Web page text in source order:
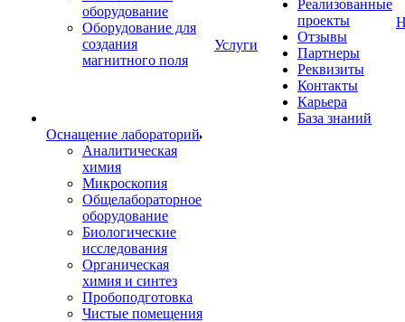
оборудование
Оборудование для
создания
магнитного поля
Оснащение лабораторий
Аналитическая
химия
Микроскопия
Общелабораторное
оборудование
Биологические
исследования
Органическая
химия и синтез
Пробоподготовка
Чистые помещения
Услуги
Реализованные
проекты
Отзывы
Партнеры
Реквизиты
Контакты
Карьера
База знаний